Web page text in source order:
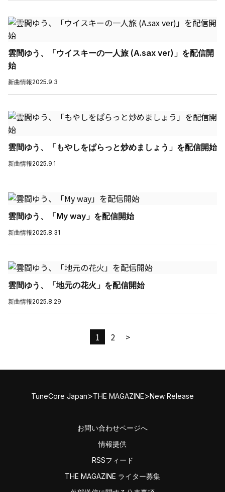
雲間ゆう、「ウイスキーの一人旅 (A.sax ver)」を配信開
始
新曲情報2025.9.3
雲間ゆう、「もやしをぱらっと炒めましょう」を配信開始
新曲情報2025.9.1
雲間ゆう、「My way」を配信開始
新曲情報2025.8.31
雲間ゆう、「地元の花火」を配信開始
新曲情報2025.8.29
1 2 >
TuneCore Japan>THE MAGAZINE>New Release
お問い合わせページへ
情報提供
RSSフィード
THE MAGAZINE ライター募集